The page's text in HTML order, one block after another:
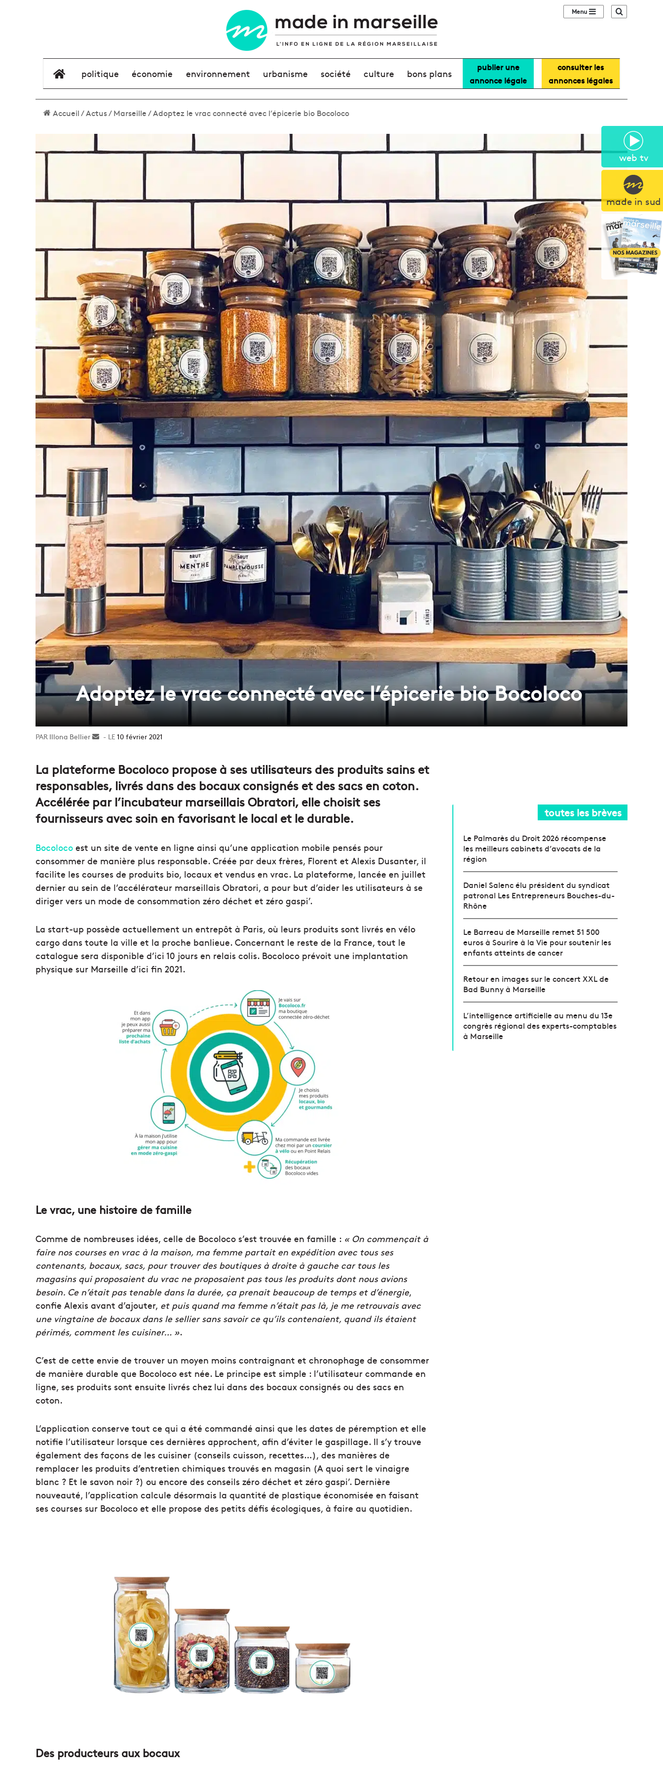
web tv
made in sud
Sidebar (barre
élément de menu
politique économie environnement urbanisme société culture bons plans
publier une
annonce légale
consulter les
annonces légales
Accueil/Actus/Marseille/Adoptez le vrac connecté avec l’épicerie bio Bocoloco
Adoptez le vrac connecté avec l’épicerie bio Bocoloco
Illona Bellier
Envoyer10 février 2021
La plateforme Bocoloco propose à ses utilisateurs des produits sains et
responsables, livrés dans des bocaux consignés et des sacs en coton.
Accélérée par l’incubateur marseillais Obratori, elle choisit ses
fournisseurs avec soin en favorisant le local et le durable.
Bocoloco est un site de vente en ligne ainsi qu’une application mobile pensés pour
consommer de manière plus responsable. Créée par deux frères, Florent et Alexis Dusanter, il
facilite les courses de produits bio, locaux et vendus en vrac. La plateforme, lancée en juillet
dernier au sein de l’accélérateur marseillais Obratori, a pour but d’aider les utilisateurs à se
diriger vers un mode de consommation zéro déchet et zéro gaspi’.
La start-up possède actuellement un entrepôt à Paris, où leurs produits sont livrés en vélo
cargo dans toute la ville et la proche banlieue. Concernant le reste de la France, tout le
catalogue sera disponible d’ici 10 jours en relais colis. Bocoloco prévoit une implantation
physique sur Marseille d’ici fin 2021.
Le vrac, une histoire de famille
Comme de nombreuses idées, celle de Bocoloco s’est trouvée en famille : « On commençait à
faire nos courses en vrac à la maison, ma femme partait en expédition avec tous ses
contenants, bocaux, sacs, pour trouver des boutiques à droite à gauche car tous les
magasins qui proposaient du vrac ne proposaient pas tous les produits dont nous avions
besoin. Ce n’était pas tenable dans la durée, ça prenait beaucoup de temps et d’énergie,
confie Alexis avant d’ajouter, et puis quand ma femme n’était pas là, je me retrouvais avec
une vingtaine de bocaux dans le sellier sans savoir ce qu’ils contenaient, quand ils étaient
périmés, comment les cuisiner… ».
C’est de cette envie de trouver un moyen moins contraignant et chronophage de consommer
de manière durable que Bocoloco est née. Le principe est simple : l’utilisateur commande en
ligne, ses produits sont ensuite livrés chez lui dans des bocaux consignés ou des sacs en
coton.
L’application conserve tout ce qui a été commandé ainsi que les dates de péremption et elle
notifie l’utilisateur lorsque ces dernières approchent, afin d’éviter le gaspillage. Il s’y trouve
également des façons de les cuisiner (conseils cuisson, recettes…), des manières de
remplacer les produits d’entretien chimiques trouvés en magasin (A quoi sert le vinaigre
blanc ? Et le savon noir ?) ou encore des conseils zéro déchet et zéro gaspi’. Dernière
nouveauté, l’application calcule désormais la quantité de plastique économisée en faisant
ses courses sur Bocoloco et elle propose des petits défis écologiques, à faire au quotidien.
Des producteurs aux bocaux
toutes les brèves
Le Palmarès du Droit 2026 récompense
les meilleurs cabinets d’avocats de la
région
Daniel Salenc élu président du syndicat
patronal Les Entrepreneurs Bouches-du-
Rhône
Le Barreau de Marseille remet 51 500
euros à Sourire à la Vie pour soutenir les
enfants atteints de cancer
Retour en images sur le concert XXL de
Bad Bunny à Marseille
L’intelligence artificielle au menu du 13e
congrès régional des experts-comptables
à Marseille